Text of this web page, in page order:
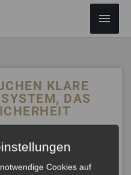
KLARE
DAS
Doch viele
Energie und
Cookies auf